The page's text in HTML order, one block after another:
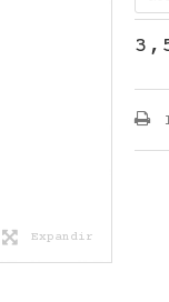
Expandir